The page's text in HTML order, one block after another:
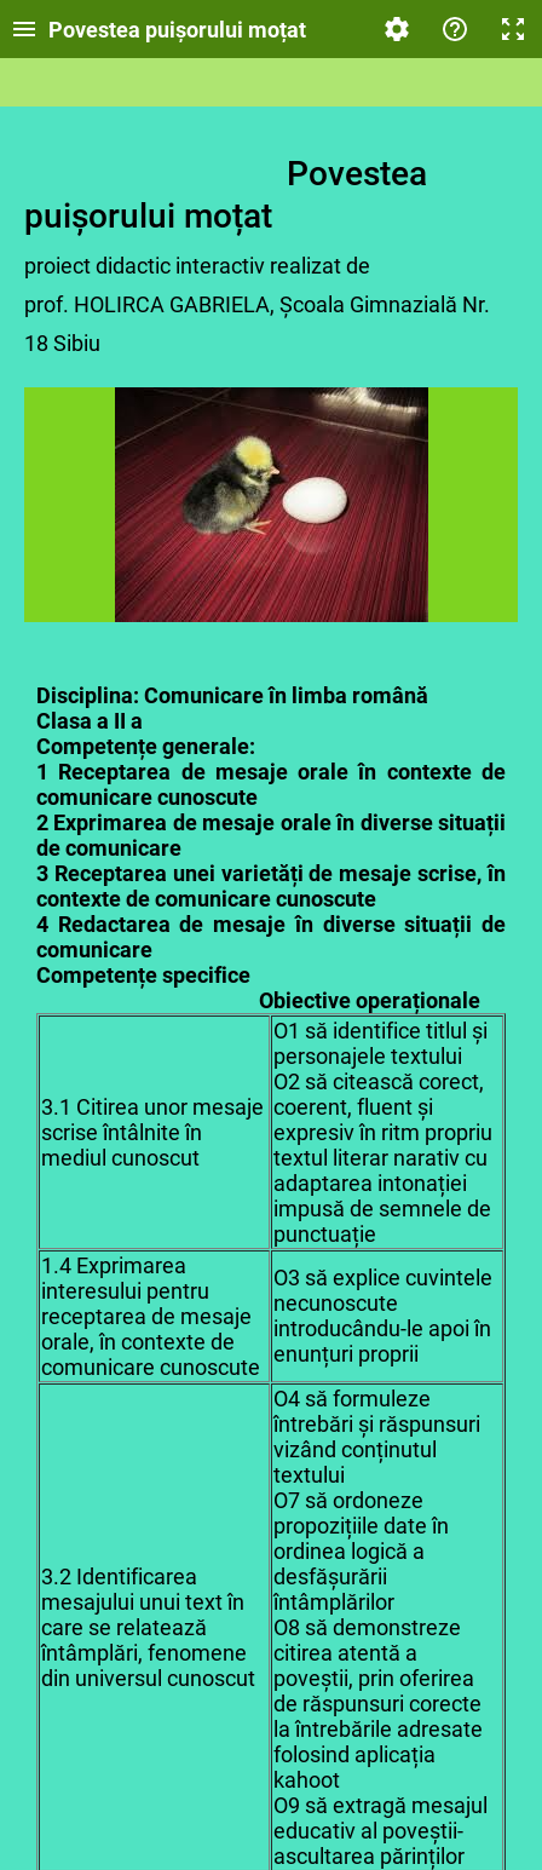
Povestea puișorului moțat
Povestea
puișorului moțat
proiect didactic interactiv realizat de
prof. HOLIRCA GABRIELA, Școala Gimnazială Nr.
18 Sibiu
Disciplina: Comunicare în limba română
Clasa a II a
Competențe generale:
1 Receptarea de mesaje orale în contexte de
comunicare cunoscute
2 Exprimarea de mesaje orale în diverse situații
de comunicare
3 Receptarea unei varietăți de mesaje scrise, în
contexte de comunicare cunoscute
4 Redactarea de mesaje în diverse situații de
comunicare
Competențe specifice
Obiective operaționale
3.1 Citirea unor mesaje
scrise întâlnite în
mediul cunoscut
O1 să identifice titlul și
personajele textului
O2 să citească corect,
coerent, fluent și
expresiv în ritm propriu
textul literar narativ cu
adaptarea intonației
impusă de semnele de
punctuație
1.4 Exprimarea
interesului pentru
receptarea de mesaje
orale, în contexte de
comunicare cunoscute
O3 să explice cuvintele
necunoscute
introducându-le apoi în
enunțuri proprii
3.2 Identificarea
mesajului unui text în
care se relatează
întâmplări, fenomene
din universul cunoscut
O4 să formuleze
întrebări și răspunsuri
vizând conținutul
textului
O7 să ordoneze
propozițiile date în
ordinea logică a
desfășurării
întâmplărilor
O8 să demonstreze
citirea atentă a
poveștii, prin oferirea
de răspunsuri corecte
la întrebările adresate
folosind aplicația
kahoot
O9 să extragă mesajul
educativ al poveștii-
ascultarea părinților